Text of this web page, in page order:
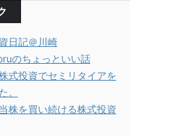
日記＠川崎
のちょっといい話
式投資でセミリタイアを
。
株を買い続ける株式投資